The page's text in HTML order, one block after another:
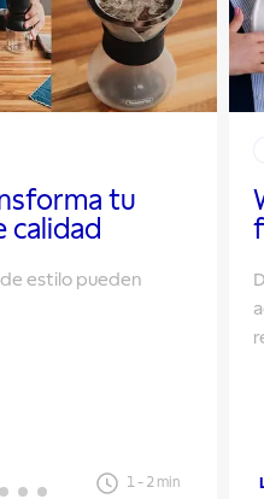
tu
calidad
estilo pueden
1- 2 min